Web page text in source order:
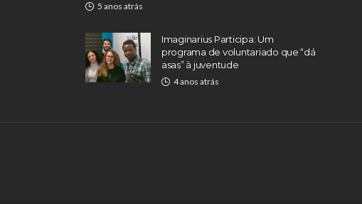
5 anos atrás
Imaginarius Participa: Um
programa de voluntariado que “dá
asas” à juventude
4 anos atrás